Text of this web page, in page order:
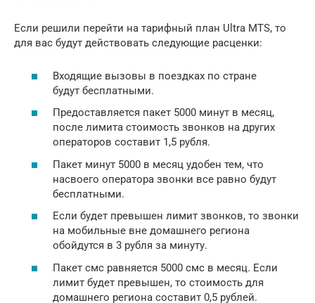
Если решили перейти на тарифный план Ultra MTS, то
для вас будут действовать следующие расценки:
Входящие вызовы в поездках по стране
будут бесплатными.
Предоставляется пакет 5000 минут в месяц,
после лимита стоимость звонков на других
операторов составит 1,5 рубля.
Пакет минут 5000 в месяц удобен тем, что
насвоего оператора звонки все равно будут
бесплатными.
Если будет превышен лимит звонков, то звонки
на мобильные вне домашнего региона
обойдутся в 3 рубля за минуту.
Пакет смс равняется 5000 смс в месяц. Если
лимит будет превышен, то стоимость для
домашнего региона составит 0,5 рублей.